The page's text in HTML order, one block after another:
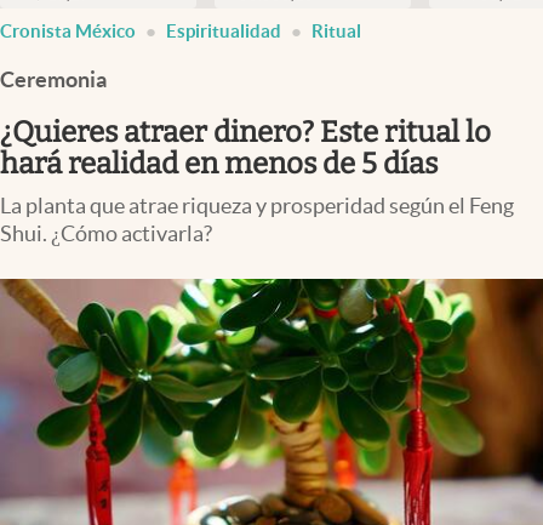
Pc y celular
Vida y estilo
Clima
Espiritualidad
Mediakit
abre en nueva pestaña
México
Cronista México Espiritualidad Ritual
Ceremonia
¿Quieres atraer dinero? Este ritual lo
hará realidad en menos de 5 días
La planta que atrae riqueza y prosperidad según el Feng
Shui. ¿Cómo activarla?